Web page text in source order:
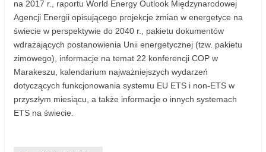
na 2017 r., raportu World Energy Outlook Międzynarodowej
Agencji Energii opisującego projekcje zmian w energetyce na
świecie w perspektywie do 2040 r., pakietu dokumentów
wdrażających postanowienia Unii energetycznej (tzw. pakietu
zimowego), informacje na temat 22 konferencji COP w
Marakeszu, kalendarium najważniejszych wydarzeń
dotyczących funkcjonowania systemu EU ETS i non-ETS w
przyszłym miesiącu, a także informacje o innych systemach
ETS na świecie.